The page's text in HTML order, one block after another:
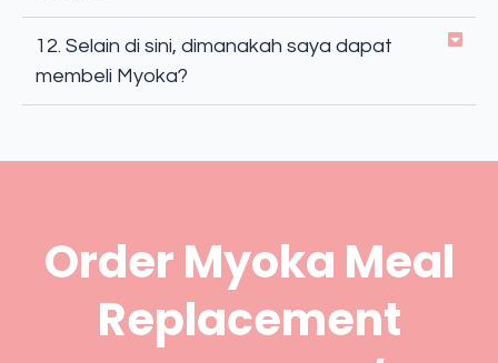
12. Selain di sini, dimanakah saya dapat
membeli Myoka?
Order Myoka Meal
Replacement